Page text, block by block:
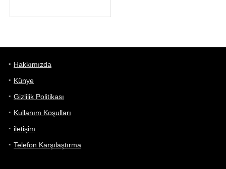
Hakkımızda
Künye
Gizlilik Politikası
Kullanım Koşulları
iletişim
Telefon Karşılaştırma